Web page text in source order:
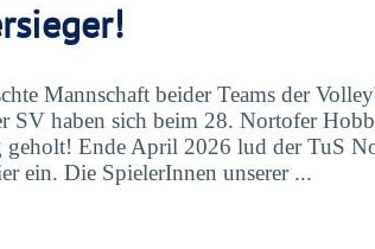
Mannschaft beider Teams der
SV haben sich beim 28. Nortofer
geholt! Ende April 2026 lud der TuS
ein. Die SpielerInnen unserer ...